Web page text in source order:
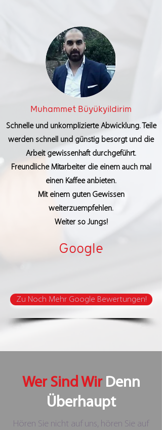
Muhammet Büyükyildirim
Schnelle und unkomplizierte Abwicklung. Teile
werden schnell und günstig besorgt und die
Arbeit gewissenhaft durchgeführt.
Freundliche Mitarbeiter die einem auch mal
einen Kaffee anbieten.
Mit einem guten Gewissen
weiterzuempfehlen.
Weiter so Jungs!
Google
Zu Noch Mehr Google Bewertungen!
Wer Sind WirDenn
Überhaupt
Hören Sie nicht auf uns, hören Sie auf